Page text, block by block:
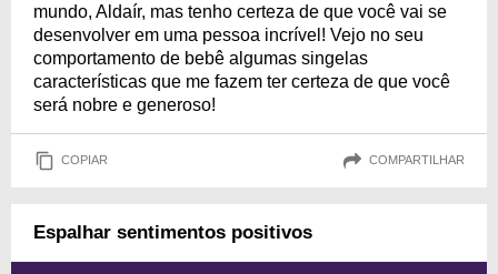
mundo, Aldaír, mas tenho certeza de que você vai se
desenvolver em uma pessoa incrível! Vejo no seu
comportamento de bebê algumas singelas
características que me fazem ter certeza de que você
será nobre e generoso!
COPIAR COMPARTILHAR
Espalhar sentimentos positivos